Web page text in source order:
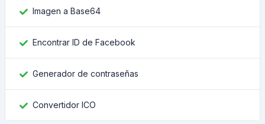
Imagen a Base64
Encontrar ID de Facebook
Generador de contraseñas
Convertidor ICO